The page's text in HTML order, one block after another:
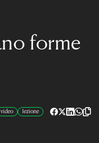
forme
video lezione